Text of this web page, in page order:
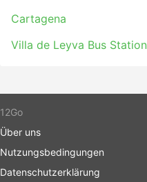
Cartagena
Villa de Leyva Bus Station
12Go
Über uns
Nutzungsbedingungen
Datenschutzerklärung